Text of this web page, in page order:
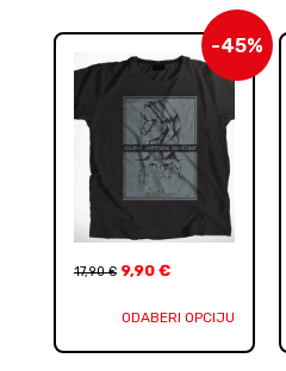
-45%
17,90€ 9,90 €
ODABERI OPCIJU